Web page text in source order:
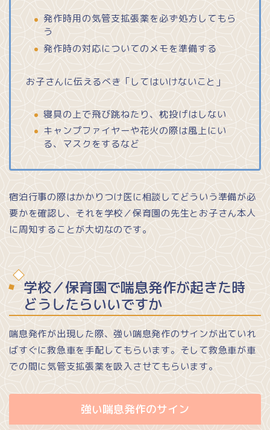
発作時用の気管支拡張薬を必ず処方してもら
う
発作時の対応についてのメモを準備する
お子さんに伝えるべき「してはいけないこと」
寝具の上で飛び跳ねたり、枕投げはしない
キャンプファイヤーや花火の際は風上にい
る、マスクをするなど
宿泊行事の際はかかりつけ医に相談してどういう準備が必
要かを確認し、それを学校／保育園の先生とお子さん本人
に周知することが大切なのです。
学校／保育園で喘息発作が起きた時
どうしたらいいですか
喘息発作が出現した際、強い喘息発作のサインが出ていれ
ばすぐに救急車を手配してもらいます。そして救急車が車
での間に気管支拡張薬を吸入させてもらいます。
強い喘息発作のサイン